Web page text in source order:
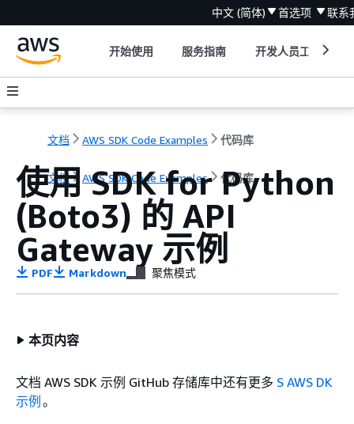
中文 (简体) 首选项 联系
开始使用 服务指南 开发人员工具
文档 AWS SDK Code Examples 代码库
文档 AWS SDK Code Examples 代码库
使用 SDK for Python
(Boto3) 的 API
Gateway 示例
PDF Markdown 聚焦模式
本页内容
文档 AWS SDK 示例 GitHub 存储库中还有更多 S AWS DK
示例 。